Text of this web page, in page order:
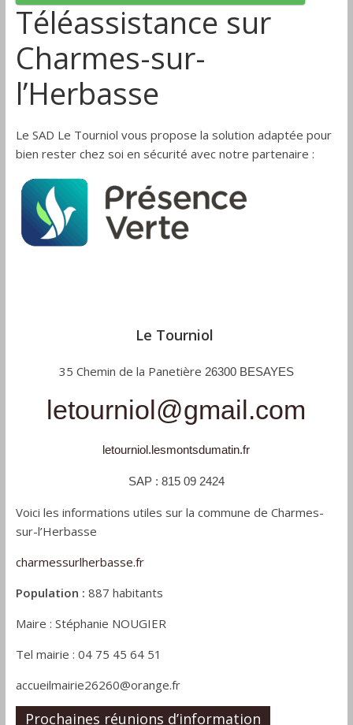
Téléassistance sur
Charmes-sur-
l’Herbasse
Le SAD Le Tourniol vous propose la solution adaptée pour
bien rester chez soi en sécurité avec notre partenaire :
Le Tourniol
35 Chemin de la Panetière 26300 BESAYES
letourniol@gmail.com
letourniol.lesmontsdumatin.fr
SAP : 815 09 2424
Voici les informations utiles sur la commune de Charmes-
sur-l’Herbasse
charmessurlherbasse.fr
Population : 887 habitants
Maire : Stéphanie NOUGIER
Tel mairie : 04 75 45 64 51
accueilmairie26260@orange.fr
Prochaines réunions d’information